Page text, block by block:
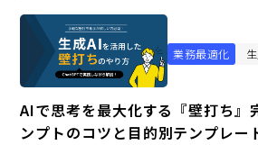
業務最適化
AIで思考を最大化する『壁打ち』
ンプトのコツと目的別テンプレー